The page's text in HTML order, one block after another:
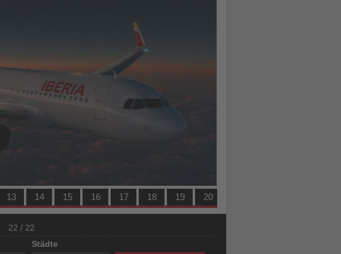
13 14 15 16 17 18 19 20
22 / 22
Städte